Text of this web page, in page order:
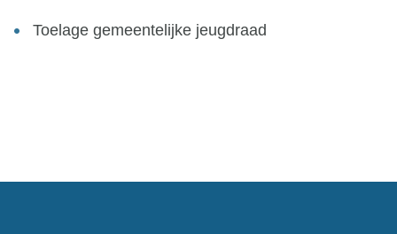
Toelage gemeentelijke jeugdraad